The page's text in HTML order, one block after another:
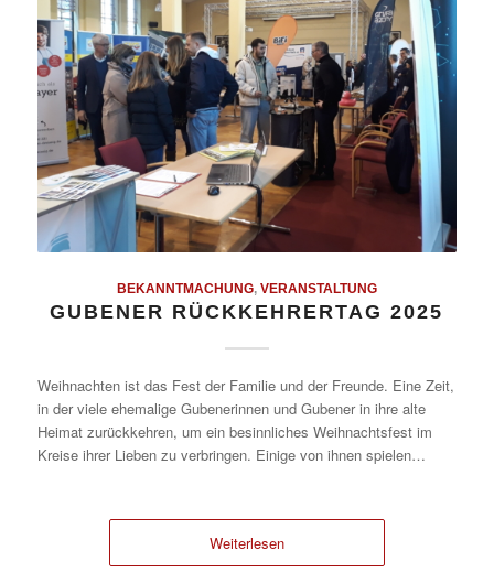
BEKANNTMACHUNG, VERANSTALTUNG
GUBENER RÜCKKEHRERTAG 2025
Weihnachten ist das Fest der Familie und der Freunde. Eine Zeit,
in der viele ehemalige Gubenerinnen und Gubener in ihre alte
Heimat zurückkehren, um ein besinnliches Weihnachtsfest im
Kreise ihrer Lieben zu verbringen. Einige von ihnen spielen…
Weiterlesen